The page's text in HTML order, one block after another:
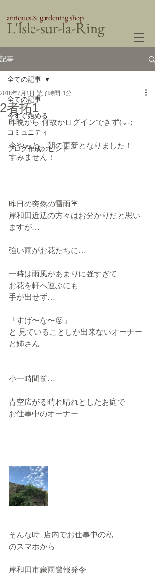
​L'lsle-sur-la-Ring
antiques & gardening shop
記事
全ての記事
今すぐ始める
コミュニティ
ブログ作成のヒント
全ての記事
2者拓1
2018年7月1日 読了時間: 1分
昨晩から 何故かログインできず(-｡-;
今やっと…朝の更新となりました！
すみません！
昨日の突然の雷雨☔️
岸和田近辺の方々はお分かりだと思い
ますが…
強い雨がお花たちに…
一時は雨風があまりに強すぎて
お花を軒へ運ぶにも
手が出せず…
「すげ〜な〜😵」
と 見ていることしか出来ないオーナー
と姉さん
小一時間前…
青空広がる晴れ晴れとしたお庭で
お仕事中のオーナー
そんな時  店内でお仕事中の私
のスマホから
岸和田市豪雨警報発令